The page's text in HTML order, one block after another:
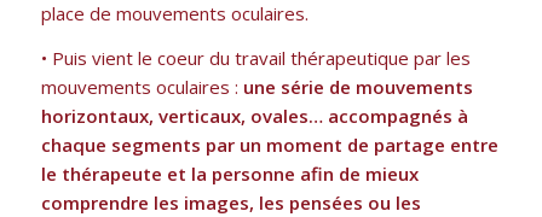
place de mouvements oculaires.
• Puis vient le coeur du travail thérapeutique par les
mouvements oculaires : une série de mouvements
horizontaux, verticaux, ovales… accompagnés à
chaque segments par un moment de partage entre
le thérapeute et la personne afin de mieux
comprendre les images, les pensées ou les